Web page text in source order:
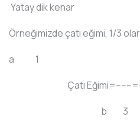
Yatay dik kenar
Örneğimizde çatı eğimi, 1/3
a 1
Çatı Eğimi=------
b 3